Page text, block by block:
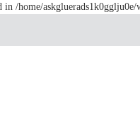
/home/